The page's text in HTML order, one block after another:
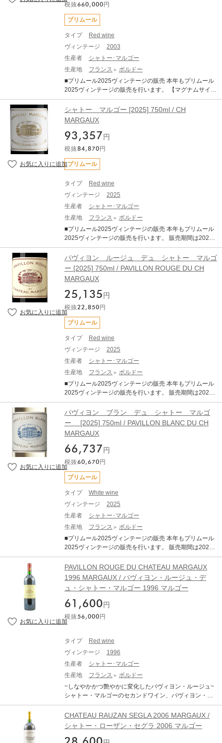
トーを1本ずつセットにして販売いたします。 長期熟成
ポテンシャルの秘めた素晴しいヴィンテージをこの機会
にいかがでしょうか？ ・シャトー･マルゴー2025（1500
ml）×1 ・シャトー･ムートン･ロートシルト2025（150
（1500ml）×1 ・シャトー･オー･ブリオン2025（1500
ml）×1 ※商品のお届け予定は2028年秋～2029年2月頃
となります。 ■ボルドー2025年について 2025年ヴィン
テージは、近年の高糖度・高アルコール化の傾向から一
転し、「クラシックなアルコール度数」と「完璧なバラ
ンス」、「エレガンス」が備わった、長期熟成ポテンシ
月の平均気温は過去10年平均を大きく上回る暑く乾燥し
た夏でしたが、夜間に気温が下がったことで美しい酸が
保持されました 結果として、過熟感やオークの主張とい
った過剰な要素が極めて少なく 、濃縮感、フレッシュ
さ、タンニン、果実味、精緻さが完璧なバランスで調和
しています。 歴史的な低収量でリリースの本数はこの30
年の中でも最も少ないレベルに落ち込んでいます。前年
が、生産量が限定的なヴィンテージとなります。 赤ワイ
ンは総じて非常に品質が良く、濃厚で骨格がありながら
ンは総じて量が多く、長期熟成のポテンシャルの高さを
強く感じさせます。 また、白ワインも大変すばらしいヴ
ィンテージです。 完熟ブドウ由来のアロマティックさ
と、早い収穫によって維持された活き活きとした酸との
対比が素晴らしい仕上がりです 純度、複雑さ、バランス
を兼ね備えたバランスで、申し分のない素晴らしいアロ
写真はイメージとなります。エチケットなど変更となる
場合がございます。 ※説明の内容はAI翻訳による和訳を
掲載しております。 ※クール便にてお届けいたします。
※ご配送料はご購入状況に応じてご決済時に加算となり
ます。 ※TERRADA WINE STORAGEボトル保管へのお
届けも可能です。
税抜660,000 円
プリムール
タイプ
Red wine
ヴィンテージ
2003
生産者
シャトー･マルゴー
生産地
フランス
ボルドー
■プリムール2025ヴィンテージの販売 本年もプリムール
2025ヴィンテージの販売を行います。 【マグナムサイズ
販売企画】 プリムール2025の販売開始を記念いたしまし
て、人気の銘柄においてマグナムサイズ（1500ml）の特
別販売を数量限定で行います。 販売期間 7月21日(火)～
8月31日(月) ■商品について 極めてリリース本数の少ない
ヴィンテージとなりました。 そちらを4本セットにして
の販売となります。 ボトルサイズ変更はプリムールだか
らこそおこなえる特別な商品となります。 ・シャトー･
マルゴー2025（1500ml）×1 ・シャトー･ムートン･ロ
ートシルト2025（1500ml）×1 ・シャトー･ラフィッ
ト･ロートシルト2025（1500ml）×1 ・シャトー･オー･
ブリオン2025（1500ml）×1 ※商品のお届け予定は2028
年秋～2028年2月頃となります。 ■ボルドー2025年につ
いて 2025年ヴィンテージは、近年の高糖度・高アルコー
ル化の傾向から一転し、「クラシックなアルコール度
た、長期熟成ポテンシャルの秘めた素晴しいヴィンテー
ジとなりました。 6～8月の平均気温は過去10年平均を大
ったことで美しい酸が保持されました 結果として、過熟
感やオークの主張といった過剰な要素が極めて少なく 、
濃縮感、フレッシュさ、タンニン、果実味、精緻さが完
ースの本数はこの30年の中でも最も少ないレベルに落ち
込んでいます。前年の天候による水分ストレスなどが要
因とされていますが、生産量が限定的なヴィンテージと
なります。 赤ワインは総じて非常に品質が良く、濃厚で
骨格がありながらもエレガントで、純粋な果実味を備え
ています。 タンニンは総じて量が多く、長期熟成のポテ
ンシャルの高さを強く感じさせます。 また、白ワインも
大変すばらしいヴィンテージです。 完熟ブドウ由来のア
きとした酸との対比が素晴らしい仕上がりです 純度、複
雑さ、バランスを兼ね備えたバランスで、申し分のない
素晴らしいアロマとボディを備えておおります。 ----------
--------------- ※写真はイメージとなります。エチケットな
ど変更となる場合がございます。 ※説明の内容はAI翻訳
による和訳を掲載しております。 ※クール便にてお届け
いたします。 ※ご配送料はご購入状況に応じてご決済時
に加算となります。 ※TERRADA WINE STORAGEボト
ル保管へのお届けも可能です。
シャトー マルゴー [2025] 750ml / CH
MARGAUX
93,357 円
税抜84,870 円
プリムール
タイプ
Red wine
ヴィンテージ
2025
生産者
シャトー･マルゴー
生産地
フランス
ボルドー
■プリムール2025ヴィンテージの販売 本年もプリムール
2025ヴィンテージの販売を行います。 販売期間は2026
年7月21日17:00～11月30日までとなります。 ※商品の
お届け予定は2028年秋～2029年2月頃となります。 ■商
品について シャトー マルゴー [2025] 750ml ×1 ・WA
97-100 (Wine Advocate) ・JS 98-99（James Sucklin
g） ■ボルドー2025年について 2025年ヴィンテージは、
近年の高糖度・高アルコール化の傾向から一転し、「ク
ラシックなアルコール度数」と「完璧なバランス」、
「エレガンス」が備わった、長期熟成ポテンシャルの秘
めた素晴しいヴィンテージとなりました。 6～8月の平均
気温は過去10年平均を大きく上回る暑く乾燥した夏でし
たが、夜間に気温が下がったことで美しい酸が保持され
ました 結果として、過熟感やオークの主張といった過剰
な要素が極めて少なく 、濃縮感、フレッシュさ、タンニ
ン、果実味、精緻さが完璧なバランスで調和していま
す。 歴史的な低収量でリリースの本数はこの30年の中で
も最も少ないレベルに落ち込んでいます。前年の天候に
よる水分ストレスなどが要因とされていますが、生産量
非常に品質が良く、濃厚で骨格がありながらもエレガン
トで、純粋な果実味を備えています。 タンニンは総じて
量が多く、長期熟成のポテンシャルの高さを強く感じさ
せます。 また、白ワインも大変すばらしいヴィンテージ
です。 完熟ブドウ由来のアロマティックさと、早い収穫
によって維持された活き活きとした酸との対比が素晴ら
しい仕上がりです 純度、複雑さ、バランスを兼ね備えた
バランスで、申し分のない素晴らしいアロマとボディを
備えております。 ------------------------- ※写真はイメージ
す。 ※説明の内容はAI翻訳による和訳を掲載しておりま
す。 ※クール便にてお届けいたします。 ※ご配送料はご
購入状況に応じてご決済時に加算となります。 ※TERRA
DA WINE STORAGEボトル保管へのお届けも可能です。
パヴィヨン ルージュ デュ シャトー マルゴ
ー [2025] 750ml / PAVILLON ROUGE DU CH
MARGAUX
25,135 円
税抜22,850 円
プリムール
タイプ
Red wine
ヴィンテージ
2025
生産者
シャトー･マルゴー
生産地
フランス
ボルドー
■プリムール2025ヴィンテージの販売 本年もプリムール
2025ヴィンテージの販売を行います。 販売期間は2026
年7月21日17:00～11月30日までとなります。 ■商品につ
いて パヴィヨン ルージュ デュ シャトー マルゴー
[2025] 750ml ×1 ・WA (Wine Advocate) ・JS （James S
uckling） ■ボルドー2025年について 2025年ヴィンテー
ジは、近年の高糖度・高アルコール化の傾向から一転
し、「クラシックなアルコール度数」と「完璧なバラン
ス」、「エレガンス」が備わった、長期熟成ポテンシャ
ルの秘めた素晴しいヴィンテージとなりました。 6～8月
の平均気温は過去10年平均を大きく上回る暑く乾燥した
夏でしたが、夜間に気温が下がったことで美しい酸が保
持されました 結果として、過熟感やオークの主張といっ
た過剰な要素が極めて少なく 、濃縮感、フレッシュさ、
タンニン、果実味、精緻さが完璧なバランスで調和して
います。 歴史的な低収量でリリースの本数はこの30年の
中でも最も少ないレベルに落ち込んでいます。前年の天
候による水分ストレスなどが要因とされていますが、生
産量が限定的なヴィンテージとなります。 赤ワインは総
じて量が多く、長期熟成のポテンシャルの高さを強く感
じさせます。 また、白ワインも大変すばらしいヴィンテ
ージです。 完熟ブドウ由来のアロマティックさと、早い
収穫によって維持された活き活きとした酸との対比が素
晴らしい仕上がりです 純度、複雑さ、バランスを兼ね備
えたバランスで、申し分のない素晴らしいアロマとボデ
ィを備えております。 ------------------------- ※写真はイメ
います。 ※説明の内容はAI翻訳による和訳を掲載してお
ります。 ※クール便にてお届けいたします。 ※ご配送料
はご購入状況に応じてご決済時に加算となります。 ※TE
す。
パヴィヨン ブラン デュ シャトー マルゴ
ー [2025] 750ml / PAVILLON BLANC DU CH
MARGAUX
66,737 円
税抜60,670 円
プリムール
タイプ
White wine
ヴィンテージ
2025
生産者
シャトー･マルゴー
生産地
フランス
ボルドー
■プリムール2025ヴィンテージの販売 本年もプリムール
2025ヴィンテージの販売を行います。 販売期間は2026
年7月21日17:00～11月30日までとなります。 ■商品につ
いて パヴィヨン ブラン デュ シャトー マルゴー [2
025] 750ml ×1 ・WA (Wine Advocate) ・JS （James Su
ckling） ■ボルドー2025年について 2025年ヴィンテージ
は、近年の高糖度・高アルコール化の傾向から一転し、
「クラシックなアルコール度数」と「完璧なバラン
ス」、「エレガンス」が備わった、長期熟成ポテンシャ
ルの秘めた素晴しいヴィンテージとなりました。 6～8月
夏でしたが、夜間に気温が下がったことで美しい酸が保
持されました 結果として、過熟感やオークの主張といっ
た過剰な要素が極めて少なく 、濃縮感、フレッシュさ、
タンニン、果実味、精緻さが完璧なバランスで調和して
います。 歴史的な低収量でリリースの本数はこの30年の
候による水分ストレスなどが要因とされていますが、生
産量が限定的なヴィンテージとなります。 赤ワインは総
ガントで、純粋な果実味を備えています。 タンニンは総
じて量が多く、長期熟成のポテンシャルの高さを強く感
PAVILLON ROUGE DU CHATEAU MARGAUX
1996 MARGAUX / パヴィヨン・ルージュ・デ
ュ・シャトー・マルゴー 1996 マルゴー
61,600 円
税抜56,000 円
タイプ
Red wine
ヴィンテージ
1996
生産者
シャトー･マルゴー
生産地
フランス
ボルドー
~しなやかかつ艶やかに変化したパヴィヨン・ルージュ~
シャトー・マルゴーのセカンドワイン、パヴィヨン・ル
ージュは1979年から生産され、年々ファーストのシャト
ー・マルゴーに引けを取らない仕上りで、高い評価と支
持を受けています。 1996年はしなやかで柔らかなスタイ
ルが特徴的。香り高く、きめ細かい滑らかなタンニン
は、シャトー・マルゴーのエッセンスを感じられます。
CHATEAU RAUZAN SEGLA 2006 MARGAUX /
シャトー・ローザン・セグラ 2006 マルゴー